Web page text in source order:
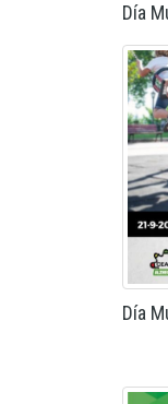
Día
Día